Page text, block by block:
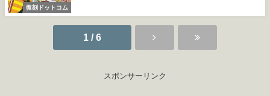
復刻ドットコム
1 / 6
スポンサーリンク